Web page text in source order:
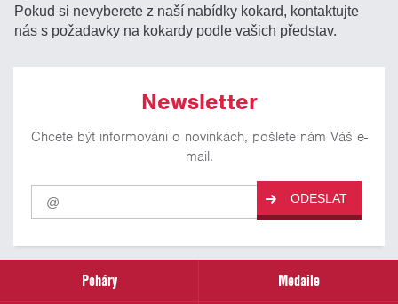
Pokud si nevyberete z naší nabídky kokard, kontaktujte
nás s požadavky na kokardy podle vašich představ.
Newsletter
Chcete být informováni o novinkách, pošlete nám Váš e-
mail.
Pro
odběr
našich
ODESLAT
Poháry
Medaile